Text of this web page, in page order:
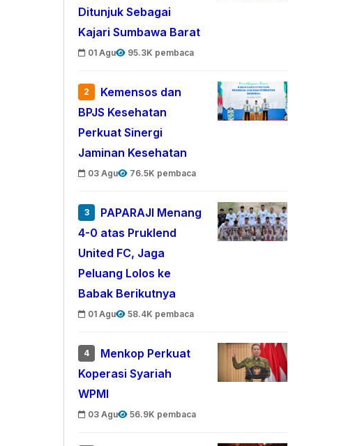
Ditunjuk Sebagai
Kajari Sumbawa Barat
01 Agu 95.3K pembaca
2
Kemensos dan
BPJS Kesehatan
Perkuat Sinergi
Jaminan Kesehatan
03 Agu 76.5K pembaca
3
PAPARAJI Menang
4-0 atas Pruklend
United FC, Jaga
Peluang Lolos ke
Babak Berikutnya
01 Agu 58.4K pembaca
4
Menkop Perkuat
Koperasi Syariah
WPMI
03 Agu 56.9K pembaca